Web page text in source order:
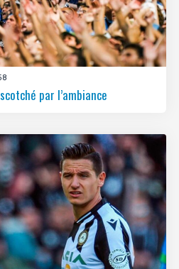
par l’ambiance